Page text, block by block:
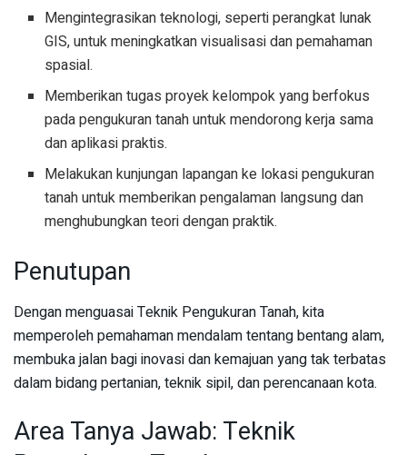
Mengintegrasikan teknologi, seperti perangkat lunak
GIS, untuk meningkatkan visualisasi dan pemahaman
spasial.
Memberikan tugas proyek kelompok yang berfokus
pada pengukuran tanah untuk mendorong kerja sama
dan aplikasi praktis.
Melakukan kunjungan lapangan ke lokasi pengukuran
tanah untuk memberikan pengalaman langsung dan
menghubungkan teori dengan praktik.
Penutupan
Dengan menguasai Teknik Pengukuran Tanah, kita
memperoleh pemahaman mendalam tentang bentang alam,
membuka jalan bagi inovasi dan kemajuan yang tak terbatas
dalam bidang pertanian, teknik sipil, dan perencanaan kota.
Area Tanya Jawab: Teknik